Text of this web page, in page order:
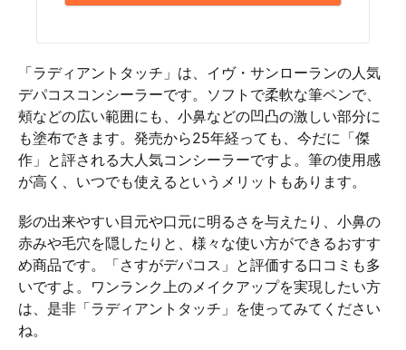
「ラディアントタッチ」は、イヴ・サンローランの人気
デパコスコンシーラーです。ソフトで柔軟な筆ペンで、
頰などの広い範囲にも、小鼻などの凹凸の激しい部分に
も塗布できます。発売から25年経っても、今だに「傑
作」と評される大人気コンシーラーですよ。筆の使用感
が高く、いつでも使えるというメリットもあります。
影の出来やすい目元や口元に明るさを与えたり、小鼻の
赤みや毛穴を隠したりと、様々な使い方ができるおすす
め商品です。「さすがデパコス」と評価する口コミも多
いですよ。ワンランク上のメイクアップを実現したい方
は、是非「ラディアントタッチ」を使ってみてください
ね。